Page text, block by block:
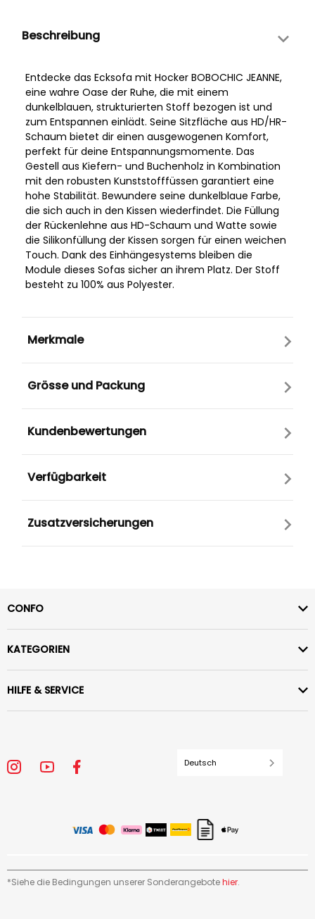
Beschreibung
Entdecke das Ecksofa mit Hocker BOBOCHIC JEANNE,
eine wahre Oase der Ruhe, die mit einem
dunkelblauen, strukturierten Stoff bezogen ist und
zum Entspannen einlädt. Seine Sitzfläche aus HD/HR-
Schaum bietet dir einen ausgewogenen Komfort,
perfekt für deine Entspannungsmomente. Das
Gestell aus Kiefern- und Buchenholz in Kombination
mit den robusten Kunststofffüssen garantiert eine
hohe Stabilität. Bewundere seine dunkelblaue Farbe,
die sich auch in den Kissen wiederfindet. Die Füllung
der Rückenlehne aus HD-Schaum und Watte sowie
die Silikonfüllung der Kissen sorgen für einen weichen
Touch. Dank des Einhängesystems bleiben die
Module dieses Sofas sicher an ihrem Platz. Der Stoff
besteht zu 100% aus Polyester.
Merkmale
Grösse und Packung
Kundenbewertungen
Verfügbarkeit
Zusatzversicherungen
CONFO
KATEGORIEN
HILFE & SERVICE
Deutsch
*Siehe die Bedingungen unserer Sonderangebotehier.